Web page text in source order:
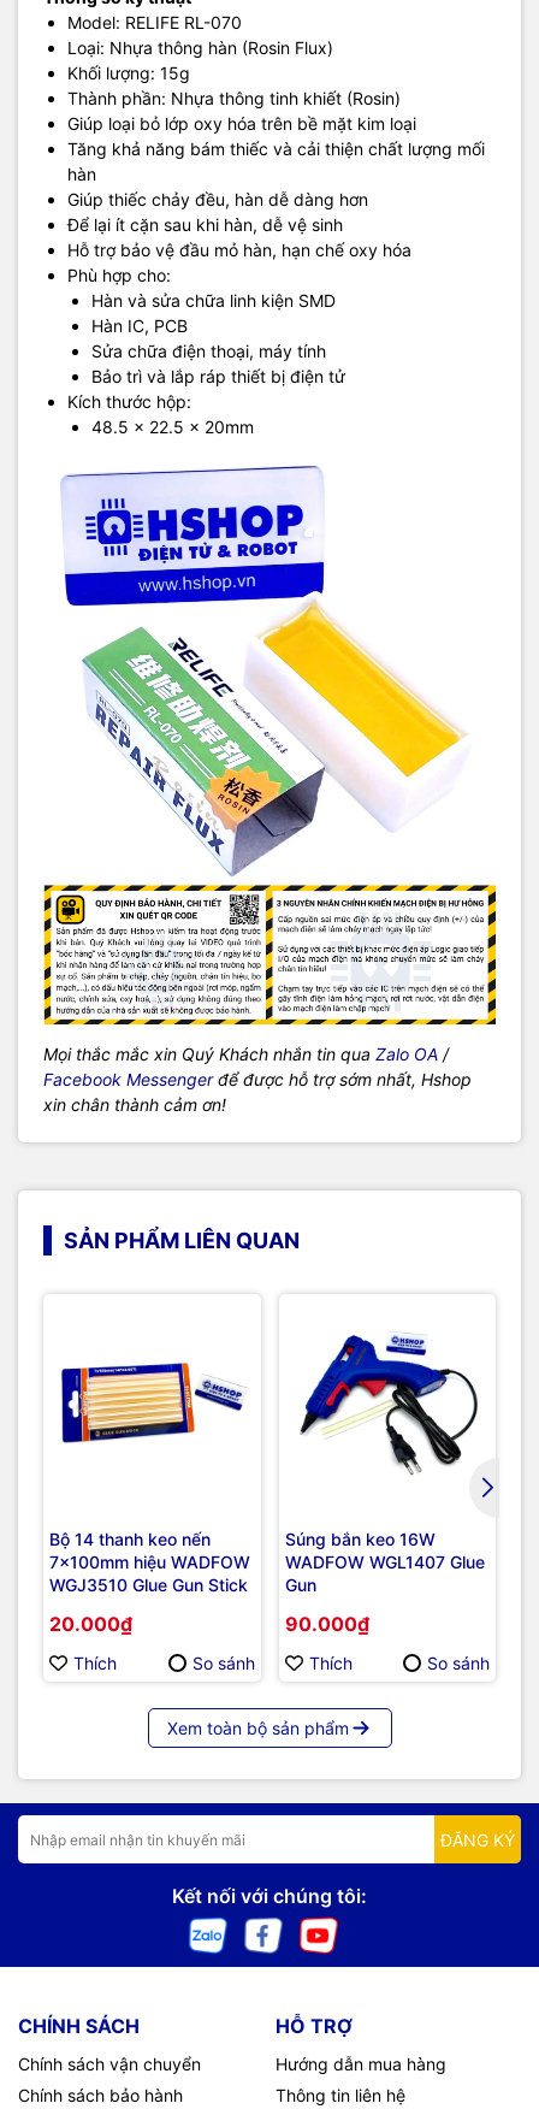
Model: RELIFE RL-070
Loại: Nhựa thông hàn (Rosin Flux)
Khối lượng: 15g
Thành phần: Nhựa thông tinh khiết (Rosin)
Giúp loại bỏ lớp oxy hóa trên bề mặt kim loại
Tăng khả năng bám thiếc và cải thiện chất lượng mối
hàn
Giúp thiếc chảy đều, hàn dễ dàng hơn
Để lại ít cặn sau khi hàn, dễ vệ sinh
Hỗ trợ bảo vệ đầu mỏ hàn, hạn chế oxy hóa
Phù hợp cho:
Hàn và sửa chữa linh kiện SMD
Hàn IC, PCB
Sửa chữa điện thoại, máy tính
Bảo trì và lắp ráp thiết bị điện tử
Kích thước hộp:
48.5 × 22.5 × 20mm
Mọi thắc mắc xin Quý Khách nhắn tin qua Zalo OA /
Facebook Messengerđể được hỗ trợ sớm nhất, Hshop
xin chân thành cảm ơn!
SẢN PHẨM LIÊN QUAN
Bộ 14 thanh keo nến
7x100mm hiệu WADFOW
WGJ3510 Glue Gun Stick
20.000₫
Thích So sánh
Súng bắn keo 16W
WADFOW WGL1407 Glue
Gun
90.000₫
Thích So sánh
Xem toàn bộ sản phẩm
ĐĂNG KÝ
Kết nối với chúng tôi:
CHÍNH SÁCH
Chính sách vận chuyển
Chính sách bảo hành
HỖ TRỢ
Hướng dẫn mua hàng
Thông tin liên hệ